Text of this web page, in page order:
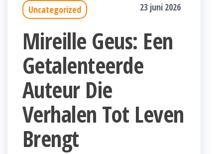
Uncategorized 23 juni 2026
Mireille Geus: Een
Getalenteerde
Auteur Die
Verhalen Tot Leven
Brengt